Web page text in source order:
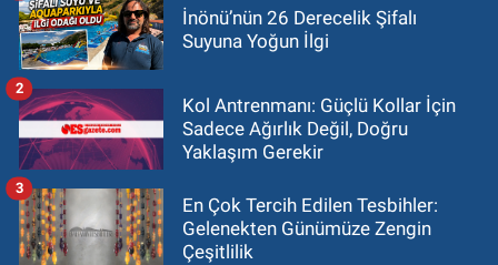
İnönü’nün 26 Derecelik Şifalı
Suyuna Yoğun İlgi
Kol Antrenmanı: Güçlü Kollar İçin
Sadece Ağırlık Değil, Doğru
Yaklaşım Gerekir
2
En Çok Tercih Edilen Tesbihler:
Gelenekten Günümüze Zengin
Çeşitlilik
3